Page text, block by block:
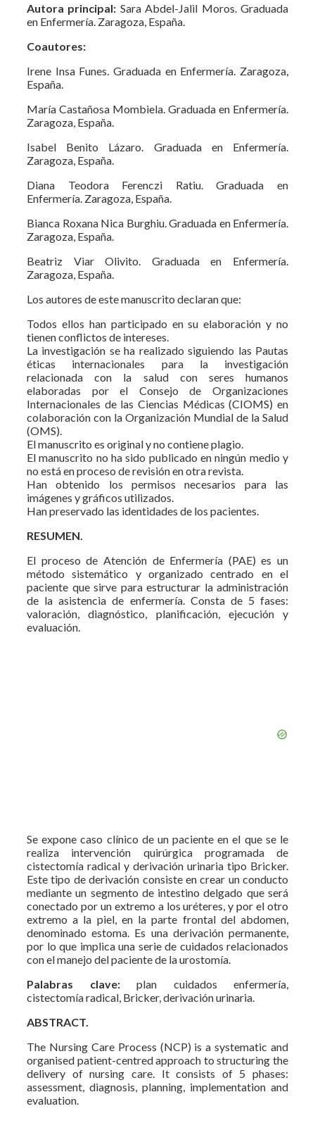
Autora principal: Sara Abdel-Jalil Moros. Graduada
en Enfermería. Zaragoza, España.
Coautores:
Irene Insa Funes. Graduada en Enfermería. Zaragoza,
España.
María Castañosa Mombiela. Graduada en Enfermería.
Zaragoza, España.
Isabel Benito Lázaro. Graduada en Enfermería.
Zaragoza, España.
Diana Teodora Ferenczi Ratiu. Graduada en
Enfermería. Zaragoza, España.
Bianca Roxana Nica Burghiu. Graduada en Enfermería.
Zaragoza, España.
Beatriz Viar Olivito. Graduada en Enfermería.
Zaragoza, España.
Los autores de este manuscrito declaran que:
Todos ellos han participado en su elaboración y no
tienen conflictos de intereses.
La investigación se ha realizado siguiendo las Pautas
éticas internacionales para la investigación
relacionada con la salud con seres humanos
elaboradas por el Consejo de Organizaciones
Internacionales de las Ciencias Médicas (CIOMS) en
colaboración con la Organización Mundial de la Salud
(OMS).
El manuscrito es original y no contiene plagio.
El manuscrito no ha sido publicado en ningún medio y
no está en proceso de revisión en otra revista.
Han obtenido los permisos necesarios para las
imágenes y gráficos utilizados.
Han preservado las identidades de los pacientes.
RESUMEN.
El proceso de Atención de Enfermería (PAE) es un
método sistemático y organizado centrado en el
paciente que sirve para estructurar la administración
de la asistencia de enfermería. Consta de 5 fases:
valoración, diagnóstico, planificación, ejecución y
evaluación.
Se expone caso clínico de un paciente en el que se le
realiza intervención quirúrgica programada de
cistectomía radical y derivación urinaria tipo Bricker.
Este tipo de derivación consiste en crear un conducto
mediante un segmento de intestino delgado que será
conectado por un extremo a los uréteres, y por el otro
extremo a la piel, en la parte frontal del abdomen,
denominado estoma. Es una derivación permanente,
por lo que implica una serie de cuidados relacionados
con el manejo del paciente de la urostomía.
Palabras clave:plan cuidados enfermería,
cistectomía radical, Bricker, derivación urinaria.
ABSTRACT.
The Nursing Care Process (NCP) is a systematic and
organised patient-centred approach to structuring the
delivery of nursing care. It consists of 5 phases:
assessment, diagnosis, planning, implementation and
evaluation.